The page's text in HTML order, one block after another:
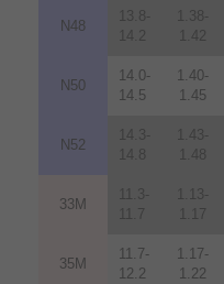
N48
13.8-
14.2
1.38-
1.42
N50
14.0-
14.5
1.40-
1.45
N52
14.3-
14.8
1.43-
1.48
33M
11.3-
11.7
1.13-
1.17
35M
11.7-
12.2
1.17-
1.22